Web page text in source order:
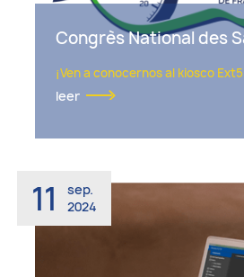
¡Ven a conocernos al kiosco
leer
11
sep.
2024